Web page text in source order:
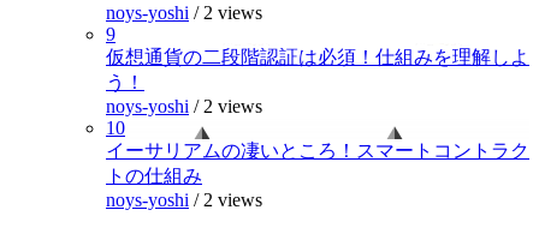
noys-yoshi / 2 views
9
仮想通貨の二段階認証は必須！仕組みを理解しよ
う！
noys-yoshi / 2 views
10
イーサリアムの凄いところ！スマートコントラク
トの仕組み
noys-yoshi / 2 views